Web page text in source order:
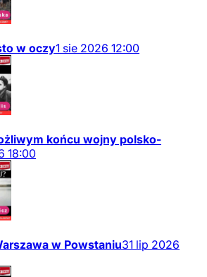
w oczy1 sie 2026 12:00
końcu wojny polsko-
18:00
w Powstaniu31 lip 2026